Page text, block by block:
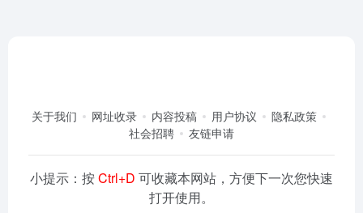
关于我们 网址收录 内容投稿 用户协议
隐私政策
社会招聘
友链申请
小提示：按Ctrl+D 可收藏本网站，方便下一次您快速
打开使用。